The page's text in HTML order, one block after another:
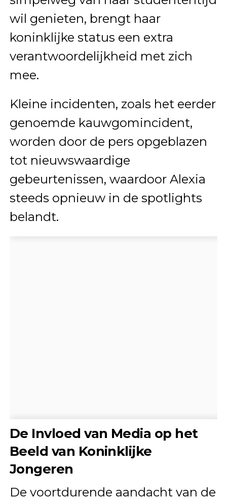
wil genieten, brengt haar
koninklijke status een extra
verantwoordelijkheid met zich
mee.
Kleine incidenten, zoals het eerder
genoemde kauwgomincident,
worden door de pers opgeblazen
tot nieuwswaardige
gebeurtenissen, waardoor Alexia
steeds opnieuw in de spotlights
belandt.
De Invloed van Media op het
Beeld van Koninklijke
Jongeren
De voortdurende aandacht van de